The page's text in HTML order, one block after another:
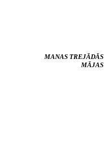
MANAS TREJĀDĀS
MĀJAS